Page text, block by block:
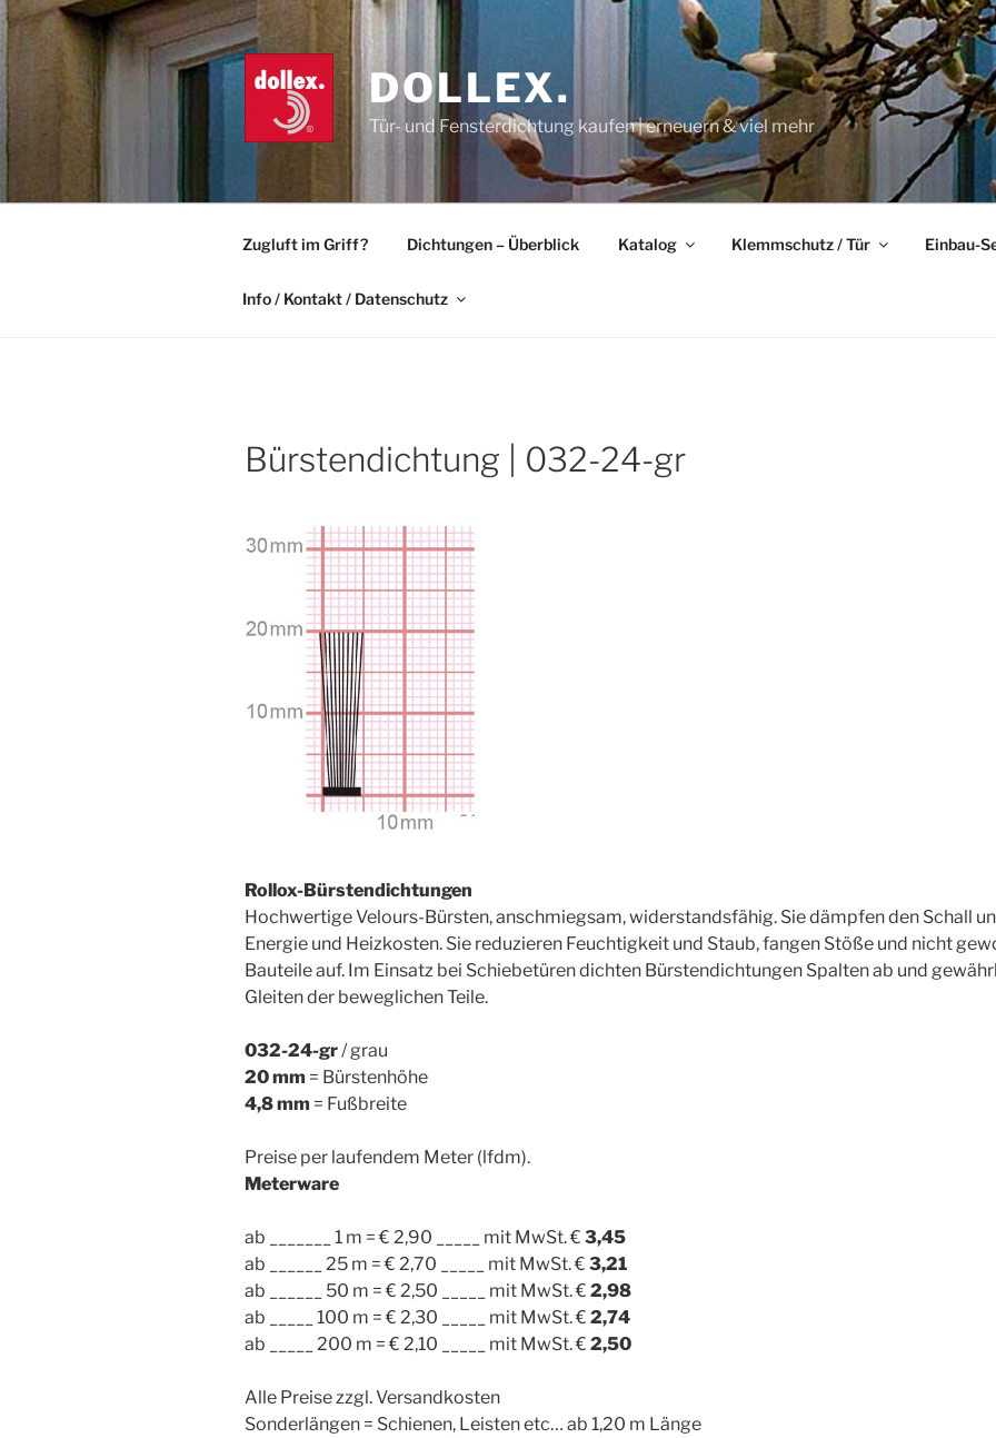
Zum
Inhalt
springen
DOLLEX.
Tür- und Fensterdichtung kaufen | erneuern & viel mehr
Zugluft im Griff? Dichtungen – Überblick Katalog Klemmschutz / Tür Einbau-
Info / Kontakt / Datenschutz
Bürstendichtung | 032-24-gr
Rollox-Bürstendichtungen
Hochwertige Velours-Bürsten, anschmiegsam, widerstandsfähig. Sie dämpfen den Schall
Energie und Heizkosten. Sie reduzieren Feuchtigkeit und Staub, fangen Stöße und nicht
Bauteile auf. Im Einsatz bei Schiebetüren dichten Bürstendichtungen Spalten ab und
Gleiten der beweglichen Teile.
032-24-gr/ grau
20 mm = Bürstenhöhe
4,8 mm = Fußbreite
Preise per laufendem Meter (lfdm).
Meterware
ab _______ 1 m = € 2,90 _____ mit MwSt. € 3,45
ab ______ 25 m = € 2,70 _____ mit MwSt. € 3,21
ab ______ 50 m = € 2,50 _____ mit MwSt. € 2,98
ab _____ 100 m = € 2,30 _____ mit MwSt. € 2,74
ab _____ 200 m = € 2,10 _____ mit MwSt. € 2,50
Alle Preise zzgl. Versandkosten
Sonderlängen = Schienen, Leisten etc… ab 1,20 m Länge